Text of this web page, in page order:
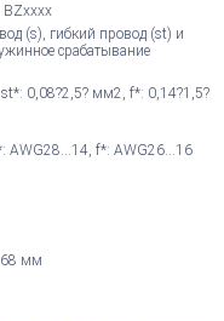
BZxxxx
(s), гибкий провод (st) и
срабатывание
0,08?2,5? мм2, f*: 0,14?1,5?
AWG28...14, f*: AWG26...16
мм